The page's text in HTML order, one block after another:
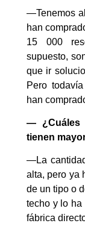
—Tenemos
han
15 000
supuesto,
que ir
Pero
han
— ¿Cuáles
tienen
—La
alta, pero ya
de un tipo o
techo y lo ha
fábrica